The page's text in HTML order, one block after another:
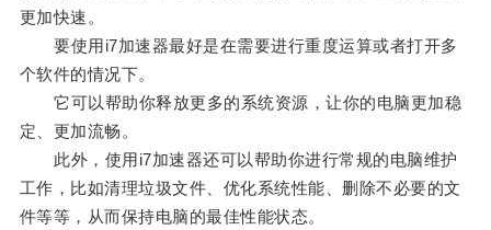
更加快速。
要使用i7加速器最好是在需要进行重度运算或者打开多
个软件的情况下。
它可以帮助你释放更多的系统资源，让你的电脑更加稳
定、更加流畅。
此外，使用i7加速器还可以帮助你进行常规的电脑维护
工作，比如清理垃圾文件、优化系统性能、删除不必要的文
件等等，从而保持电脑的最佳性能状态。